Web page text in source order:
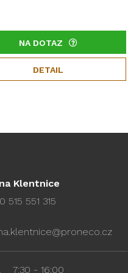
NA DOTAZ
DETAIL
Klentnice
515 551 315
7:30 - 16:00